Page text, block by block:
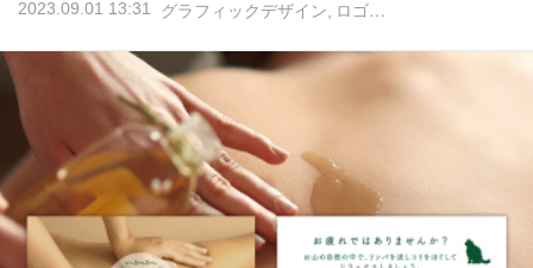
2023.09.01 13:31 グラフィックデザイン ロゴデザイン